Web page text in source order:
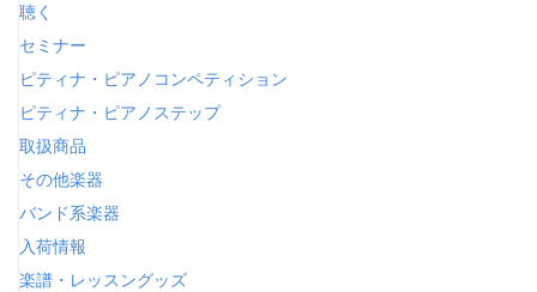
聴く
セミナー
ピティナ・ピアノコンペティション
ピティナ・ピアノステップ
取扱商品
その他楽器
バンド系楽器
入荷情報
楽譜・レッスングッズ